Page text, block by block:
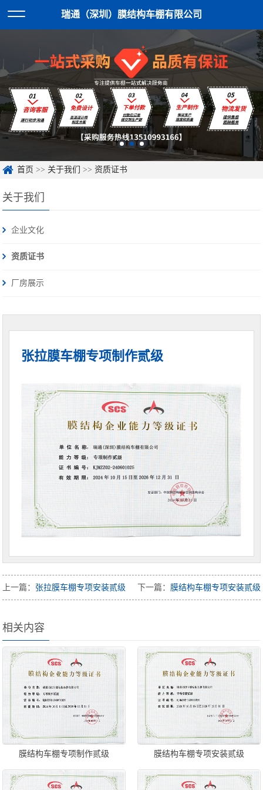
瑞通（深圳）膜结构车棚有限公司
首页 >> 关于我们 >>资质证书
关于我们
企业文化
资质证书
厂房展示
张拉膜车棚专项制作贰级
上一篇： 张拉膜车棚专项安装贰级 下一篇： 膜结构车棚专项安装贰级
相关内容
膜结构车棚专项制作贰级 膜结构车棚专项安装贰级